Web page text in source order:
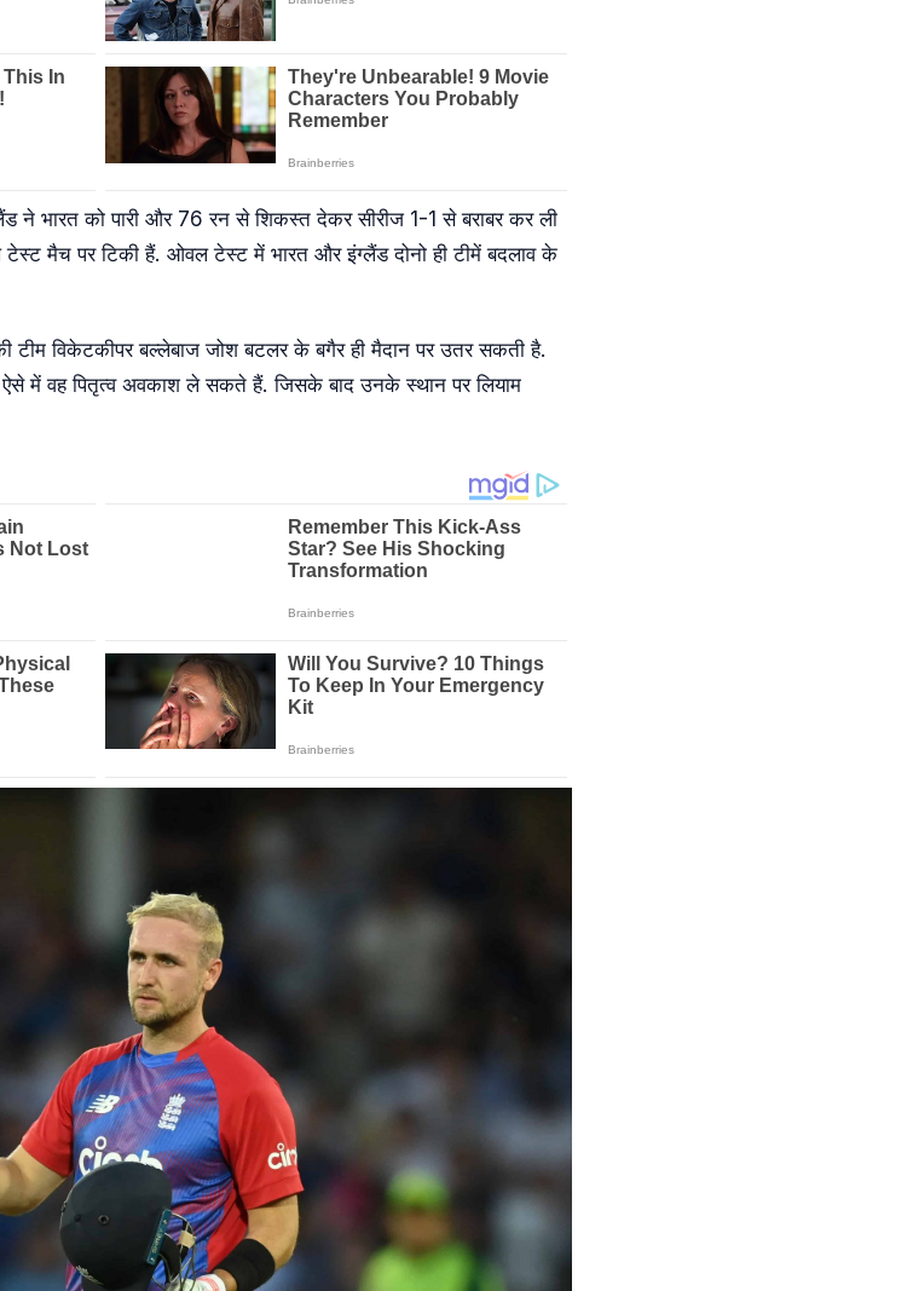
भारत को पारी और 76 रन से शिकस्त देकर सीरीज 1-1 से बराबर कर ली
मैच पर टिकी हैं. ओवल टेस्ट में भारत और इंग्लैंड दोनो ही टीमें बदलाव के
विकेटकीपर बल्लेबाज जोश बटलर के बगैर ही मैदान पर उतर सकती है.
हैं ऐसे में वह पितृत्व अवकाश ले सकते हैं. जिसके बाद उनके स्थान पर लियाम